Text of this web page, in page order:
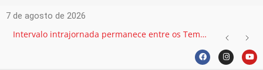
7 de agosto de 2026
Intervalo intrajornada permanece entre os Temas mais recorrentes na Justiça do Trabalho e exige atenção das empresas